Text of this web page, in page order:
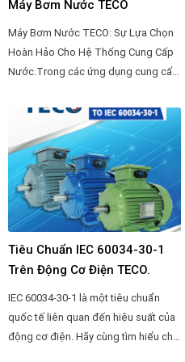
Máy Bơm Nước TECO
Máy Bơm Nước TECO: Sự Lựa Chọn
Hoàn Hảo Cho Hệ Thống Cung Cấp
Nước.Trong các ứng dụng cung cấp
bơm đáng tin cậy và hiệu quả là vô
cùng quan trọng. Và trong danh sách
những nhà sản xuất hàng đầu về các
sản phẩm bơm, TECO là một tên tuổi
được biết đến với sự đa dạng, chất
lượng và độ tin cậy của sản phẩm
của mình.
Tiêu Chuẩn IEC 60034-30-1
Trên Động Cơ Điện TECO.
IEC 60034-30-1 là một tiêu chuẩn
quốc tế liên quan đến hiệu suất của
động cơ điện. Hãy cùng tìm hiểu chi